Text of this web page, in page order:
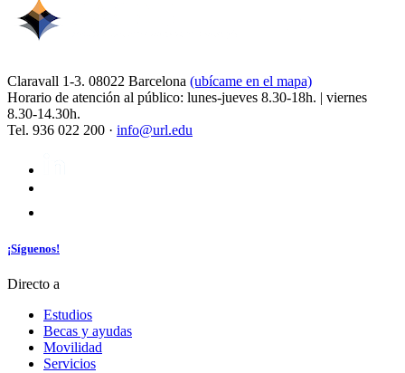
Claravall 1-3. 08022 Barcelona (ubícame en el mapa)
Horario de atención al público: lunes-jueves 8.30-18h. | viernes
8.30-14.30h.
Tel. 936 022 200 · info@url.edu
¡Síguenos!
Directo a
Estudios
Becas y ayudas
Movilidad
Servicios